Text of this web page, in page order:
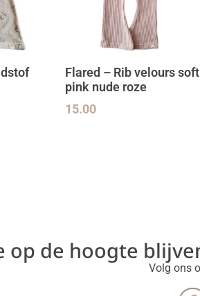
Flared – Rib velours soft
pink nude roze
15.00
op de hoogte
Volg ons